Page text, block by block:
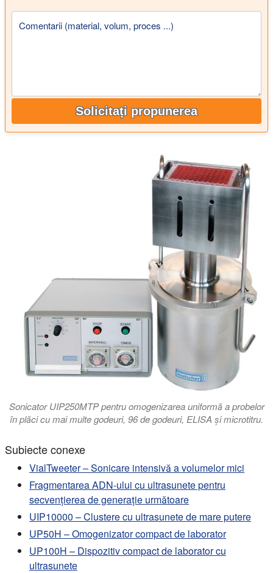
Comentarii (material, volum, proces ...)
Solicitați propunerea
Sonicator UIP250MTP pentru omogenizarea uniformă a probelor
în plăci cu mai multe godeuri, 96 de godeuri, ELISA și microtitru.
Subiecte conexe
VialTweeter – Sonicare intensivă a volumelor mici
Fragmentarea ADN-ului cu ultrasunete pentru
secvențierea de generație următoare
UIP10000 – Clustere cu ultrasunete de mare putere
UP50H – Omogenizator compact de laborator
UP100H – Dispozitiv compact de laborator cu
ultrasunete